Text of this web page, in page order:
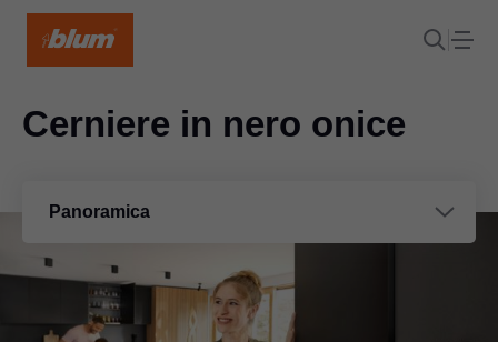
Panoramica
Cerniere in nero onice